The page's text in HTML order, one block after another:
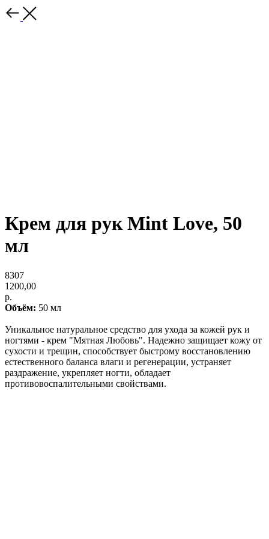
Крем для рук Mint Love, 50
мл
8307
1200,00
р.
Объём: 50 мл
Уникальное натуральное средство для ухода за кожей рук и
ногтями - крем "Мятная Любовь". Надежно защищает кожу от
сухости и трещин, способствует быстрому восстановлению
естественного баланса влаги и регенерации, устраняет
раздражение, укрепляет ногти, обладает
противовоспалительными свойствами.